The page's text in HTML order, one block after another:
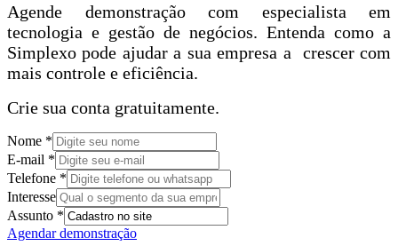
Agende demonstração com especialista em
tecnologia e gestão de negócios. Entenda como a
Simplexo pode ajudar a sua empresa a crescer com
mais controle e eficiência.
Crie sua conta gratuitamente.
Nome *
E-mail *
Telefone *
Interesse
Assunto *
Agendar demonstração